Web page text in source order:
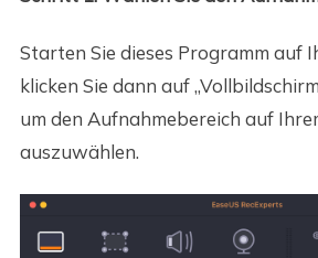
Starten Sie dieses Programm auf
klicken Sie dann auf
um den Aufnahmebereich auf
auszuwählen.